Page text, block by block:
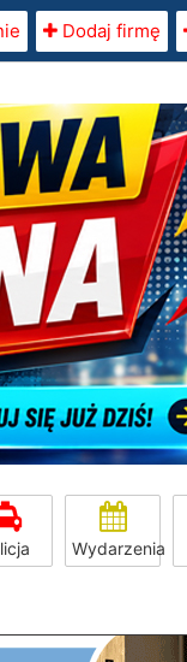
Dodaj firmę
Wydarzenia